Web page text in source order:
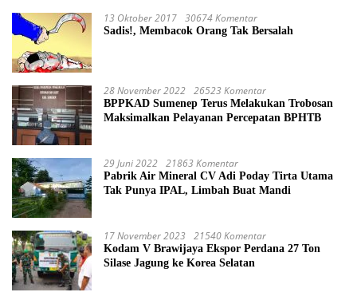
13 Oktober 2017 30674 Komentar
Sadis!, Membacok Orang Tak Bersalah
28 November 2022 26523 Komentar
BPPKAD Sumenep Terus Melakukan Trobosan
Maksimalkan Pelayanan Percepatan BPHTB
29 Juni 2022 21863 Komentar
Pabrik Air Mineral CV Adi Poday Tirta Utama
Tak Punya IPAL, Limbah Buat Mandi
17 November 2023 21540 Komentar
Kodam V Brawijaya Ekspor Perdana 27 Ton
Silase Jagung ke Korea Selatan